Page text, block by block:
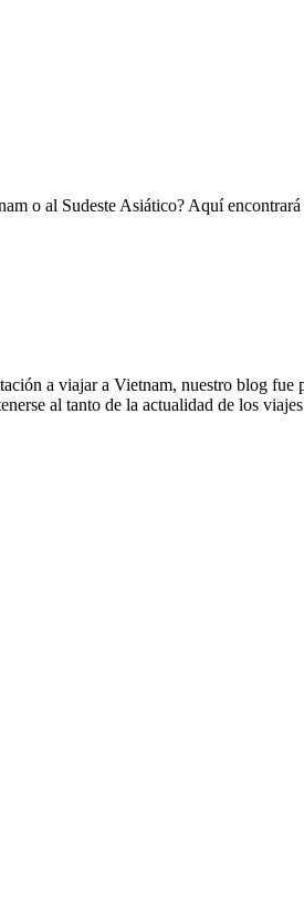
o al Sudeste Asiático? Aquí
a viajar a Vietnam, nuestro blog fue
al tanto de la actualidad de los